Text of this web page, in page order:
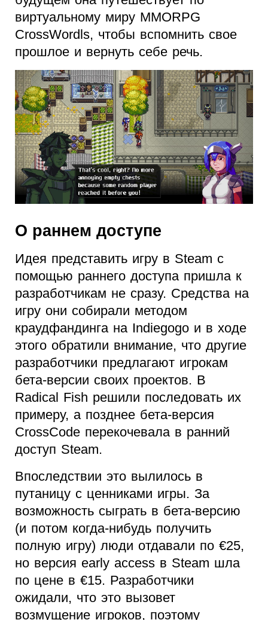
виртуальному миру MMORPG
CrossWordls, чтобы вспомнить свое
прошлое и вернуть себе речь.
О раннем доступе
Идея представить игру в Steam с
помощью раннего доступа пришла к
разработчикам не сразу. Средства на
игру они собирали методом
краудфандинга на Indiegogo и в ходе
этого обратили внимание, что другие
разработчики предлагают игрокам
бета-версии своих проектов. В
Radical Fish решили последовать их
примеру, а позднее бета-версия
CrossCode перекочевала в ранний
доступ Steam.
Впоследствии это вылилось в
путаницу с ценниками игры. За
возможность сыграть в бета-версию
(и потом когда-нибудь получить
полную игру) люди отдавали по €25,
но версия early access в Steam шла
по цене в €15. Разработчики
ожидали, что это вызовет
возмущение игроков, поэтому